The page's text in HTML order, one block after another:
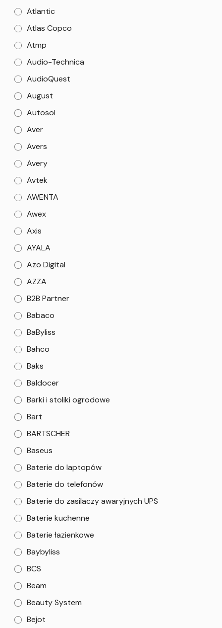
Atlantic
Atlas Copco
Atmp
Audio-Technica
AudioQuest
August
Autosol
Aver
Avers
Avery
Avtek
AWENTA
Awex
Axis
AYALA
Azo Digital
AZZA
B2B Partner
Babaco
BaByliss
Bahco
Baks
Baldocer
Barki i stoliki ogrodowe
Bart
BARTSCHER
Baseus
Baterie do laptopów
Baterie do telefonów
Baterie do zasilaczy awaryjnych UPS
Baterie kuchenne
Baterie łazienkowe
Baybyliss
BCS
Beam
Beauty System
Bejot